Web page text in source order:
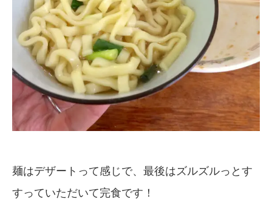
麺はデザートって感じで、最後はズルズルっとす
すっていただいて完食です！